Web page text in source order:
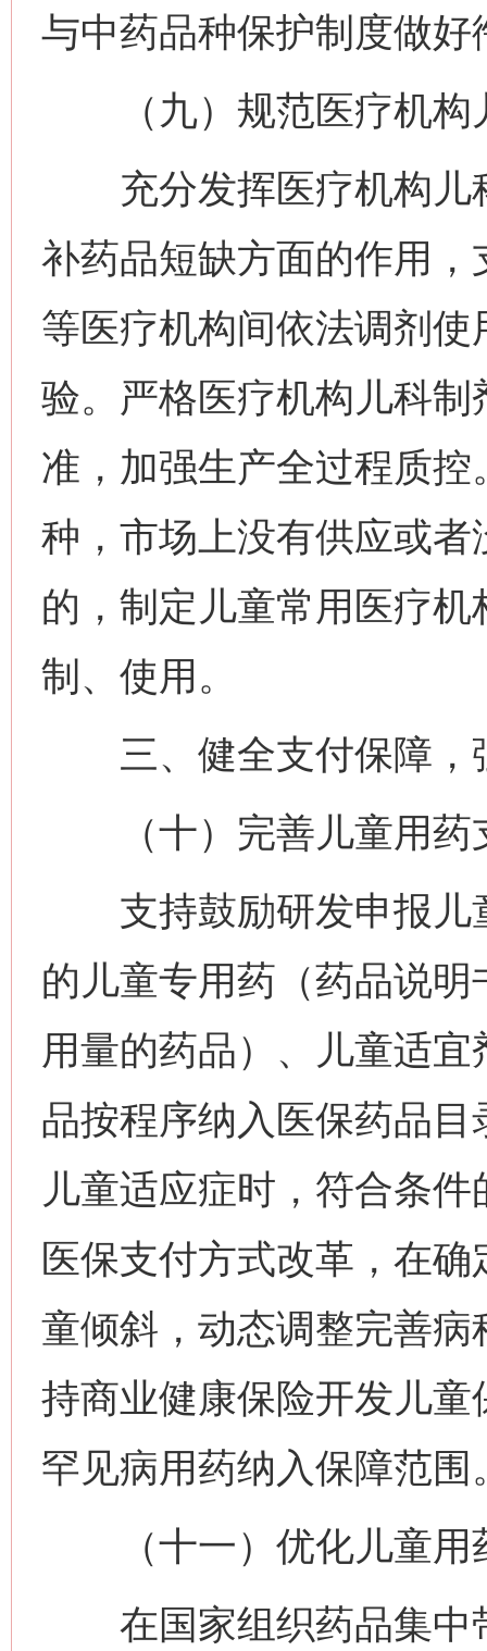
与中药品种保护制度做好
（九）规范医疗机构
充分发挥医疗机构儿
补药品短缺方面的作用
等医疗机构间依法调剂
验。严格医疗机构儿科
准，加强生产全过程质
种，市场上没有供应或
的，制定儿童常用医疗
制、使用。
三、健全支付保障，
（十）完善儿童用药
支持鼓励研发申报儿
的儿童专用药（药品说
用量的药品）、儿童适
品按程序纳入医保药品
儿童适应症时，符合条
医保支付方式改革，在
童倾斜，动态调整完善
持商业健康保险开发儿
罕见病用药纳入保障范围
（十一）优化儿童用
在国家组织药品集中